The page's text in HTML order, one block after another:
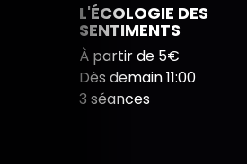
L'ÉCOLOGIE DES
SENTIMENTS
À partir de 5€
Dès demain 11:00
3 séances